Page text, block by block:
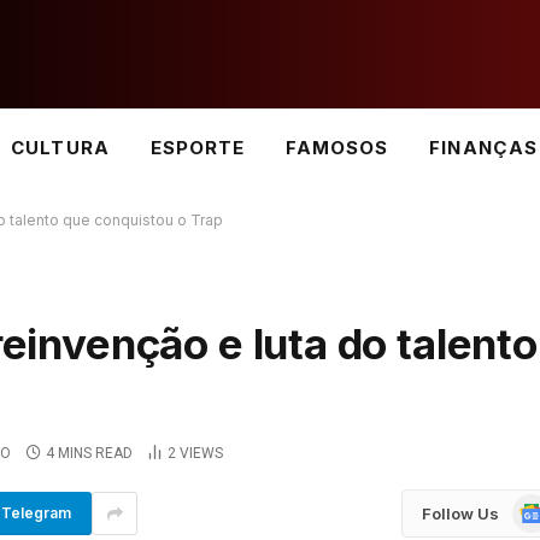
CULTURA ESPORTE FAMOSOS FINANÇAS
talento que conquistou o Trap
e luta do talento
4 MINS READ 2 VIEWS
Telegram Follow Us